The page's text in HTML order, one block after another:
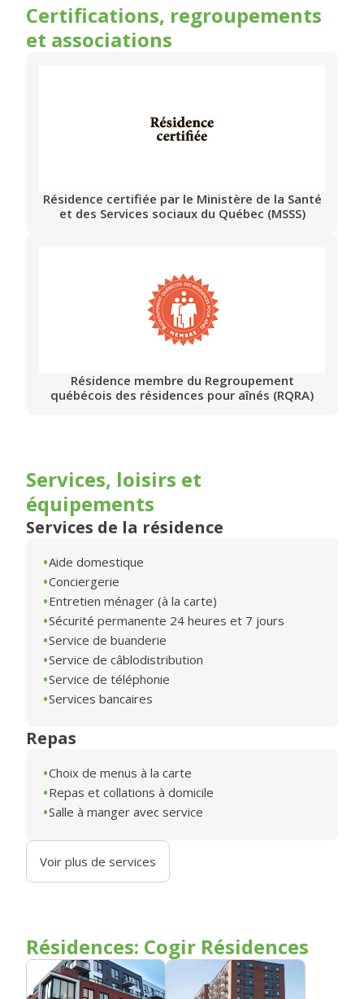
Certifications, regroupements
et associations
Résidence certifiée par le Ministère de la Santé
et des Services sociaux du Québec (MSSS)
Résidence membre du Regroupement
québécois des résidences pour aînés (RQRA)
Services, loisirs et
équipements
Services de la résidence
Aide domestique
Conciergerie
Entretien ménager (à la carte)
Sécurité permanente 24 heures et 7 jours
Service de buanderie
Service de câblodistribution
Service de téléphonie
Services bancaires
Repas
Choix de menus à la carte
Repas et collations à domicile
Salle à manger avec service
Voir plus de services
Résidences: Cogir Résidences